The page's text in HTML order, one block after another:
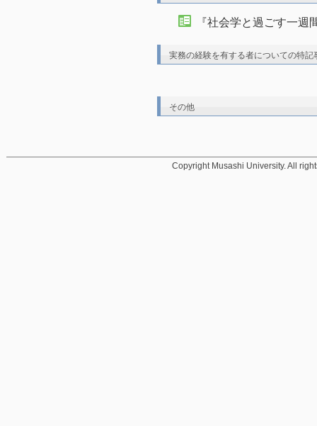
『社会学と過ごす一
実務の経験を有する者についての特記
その他